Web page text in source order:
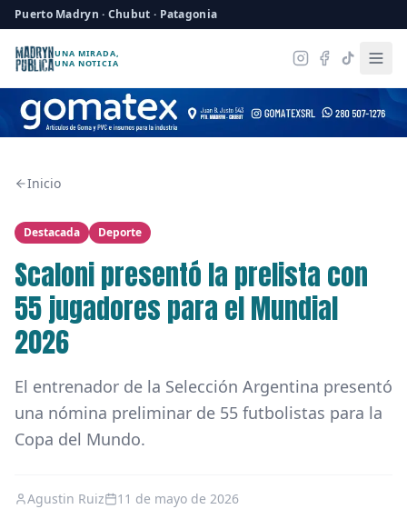
Puerto Madryn · Chubut · Patagonia
UNA MIRADA,
UNA NOTICIA
Inicio
Destacada Deporte
Scaloni presentó la prelista con
55 jugadores para el Mundial
2026
El entrenador de la Selección Argentina presentó
una nómina preliminar de 55 futbolistas para la
Copa del Mundo.
Agustin Ruiz 11 de mayo de 2026